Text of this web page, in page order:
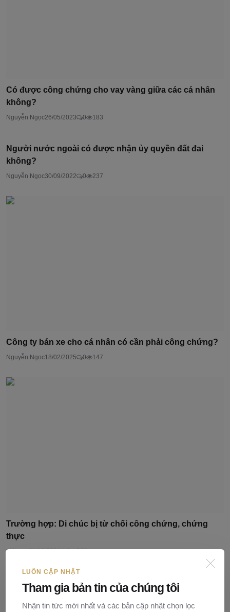
Có được công chứng cho vay vàng giữa các cá nhân
không?
Nguyễn Ngọc26/05/2023 0 183
Người nước ngoài có được nhận ủy quyền đất đai
không?
Nguyễn Ngọc30/09/2022 0 237
Công ty bán xe cho cá nhân có cần phải công chứng?
Nguyễn Ngọc18/02/2025 0 147
Trường hợp: Di chúc bị từ chối công chứng, chứng
thực
LHuong31/10/2024 0 363
Bình luận ( 0)
LUÔN CẬP NHẬT
Tham gia bản tin của chúng tôi
Nhận tin tức mới nhất và các bản cập nhật chọn lọc